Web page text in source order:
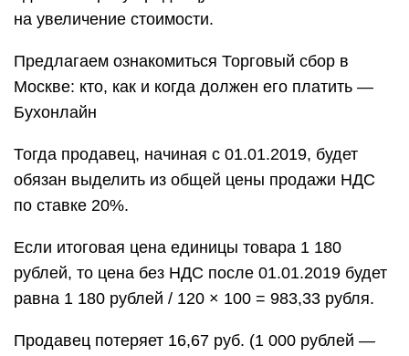
на увеличение стоимости.
Предлагаем ознакомиться Торговый сбор в
Москве: кто, как и когда должен его платить —
Бухонлайн
Тогда продавец, начиная с 01.01.2019, будет
обязан выделить из общей цены продажи НДС
по ставке 20%.
Если итоговая цена единицы товара 1 180
рублей, то цена без НДС после 01.01.2019 будет
равна 1 180 рублей / 120 × 100 = 983,33 рубля.
Продавец потеряет 16,67 руб. (1 000 рублей —